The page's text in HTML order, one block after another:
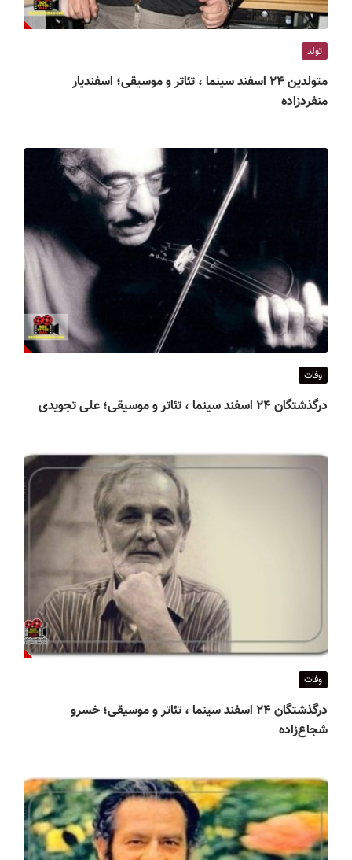
تولد
متولدین ۲۴ اسفند سینما ، تئاتر و موسیقی؛ اسفندیار
منفردزاده
وفات
درگذشتگان ۲۴ اسفند سینما ، تئاتر و موسیقی؛ علی تجویدی
وفات
درگذشتگان ۲۴ اسفند سینما ، تئاتر و موسیقی؛ خسرو
شجاع‌زاده